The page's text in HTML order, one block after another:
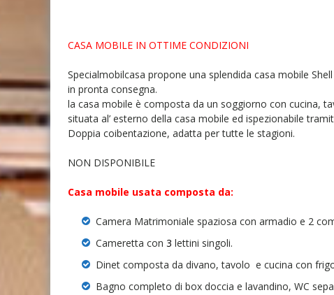
CASA MOBILE IN OTTIME CONDIZIONI
Specialmobilcasa propone una splendida casa mobile
in pronta consegna.
la casa mobile è composta da un soggiorno con cucina,
situata al’ esterno della casa mobile ed ispezionabile
Doppia coibentazione, adatta per tutte le stagioni.
NON DISPONIBILE
Casa mobile usata composta da:
Camera Matrimoniale spaziosa con armadio e 2
Cameretta con 3 lettini singoli.
Dinet composta da divano, tavolo e cucina con
Bagno completo di box doccia e lavandino, WC